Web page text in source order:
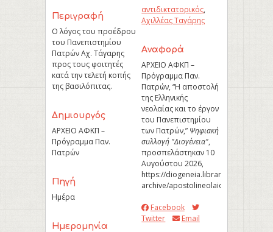
Περιγραφή
Ο λόγος του προέδρου
του Πανεπιστημίου
Πατρών Αχ. Τάγαρης
προς τους φοιτητές
κατά την τελετή κοπής
της βασιλόπιτας.
Δημιουργός
ΑΡΧΕΙΟ ΑΦΚΠ –
Πρόγραμμα Παν.
Πατρών
Πηγή
Ημέρα
Ημερομηνία
αντιδικτατορικός,
Αχιλλέας Ταγάρης
Aναφορά
ΑΡΧΕΙΟ ΑΦΚΠ –
Πρόγραμμα Παν.
Πατρών, “Η αποστολή
της Ελληνικής
νεολαίας και το έργον
του Πανεπιστημίου
των Πατρών,” Ψηφιακή
συλλογή "Διογένεια",
προσπελάστηκαν 10
Αυγούστου 2026,
https://diogeneia.library.upatras.gr/
archive/apostolineolaion
Facebook
Twitter
Email